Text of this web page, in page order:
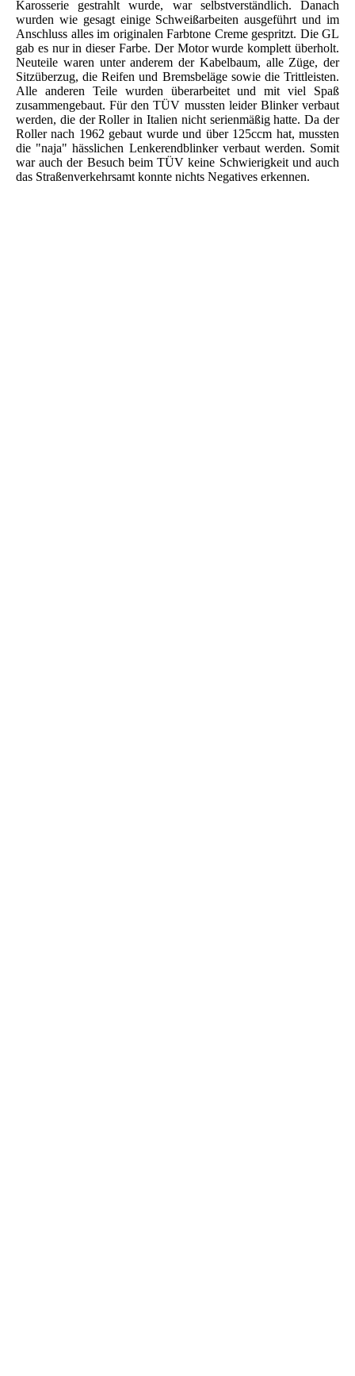
Karosserie gestrahlt wurde, war selbstverständlich. Danach
wurden wie gesagt einige Schweißarbeiten ausgeführt und im
Anschluss alles im originalen Farbtone Creme gespritzt. Die GL
gab es nur in dieser Farbe. Der Motor wurde komplett überholt.
Neuteile waren unter anderem der Kabelbaum, alle Züge, der
Sitzüberzug, die Reifen und Bremsbeläge sowie die Trittleisten.
Alle anderen Teile wurden überarbeitet und mit viel Spaß
zusammengebaut. Für den TÜV mussten leider Blinker verbaut
werden, die der Roller in Italien nicht serienmäßig hatte. Da der
Roller nach 1962 gebaut wurde und über 125ccm hat, mussten
die "naja" hässlichen Lenkerendblinker verbaut werden. Somit
war auch der Besuch beim TÜV keine Schwierigkeit und auch
das Straßenverkehrsamt konnte nichts Negatives erkennen.